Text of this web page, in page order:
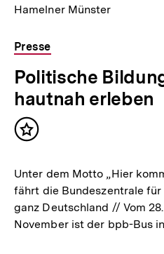
Hamelner Münster
Presse
Politische
hautnah erleben
Inhalt
Unter dem Motto „Hier
fährt die Bundeszentrale
ganz Deutschland // Vom
November ist der bpb-Bus